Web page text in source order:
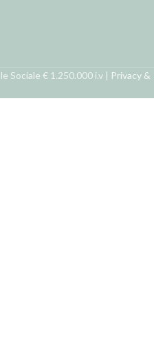
Sociale € 1.250.000 i.v | Privacy &